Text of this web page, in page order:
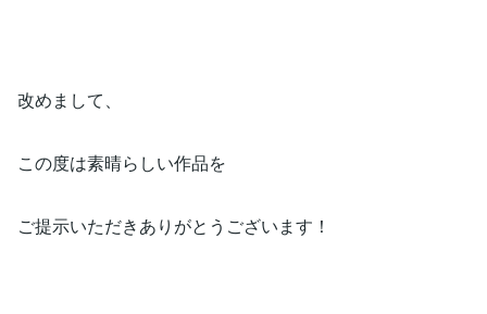
改めまして、
この度は素晴らしい作品を
ご提示いただきありがとうございます！